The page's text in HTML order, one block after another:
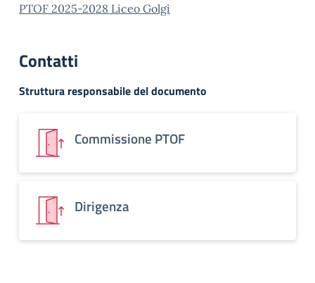
PTOF 2025-2028 Liceo Golgi
Contatti
Struttura responsabile del documento
Commissione PTOF
Dirigenza